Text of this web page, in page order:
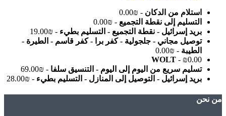
استلام من الدكان - ₪0.00
التسليم إلى نقطة التجميع - ₪0.00
بريد إسرائيل - نقطة التجميع - التسليم بطيء - ₪19.00
توصيل مجاني - جلجولية - كفر برا - كفر قاسم - الطيرة -
الطيبة - ₪0.00
WOLT - ₪0.00
تسليم سريع من اليوم إلى اليوم - التنسيق سلفا - ₪69.00
بريد إسرائيل - التوصيل إلى المنازل - التسليم بطيء - ₪28.00
ﻣﻦ ﻧﺤﻦ